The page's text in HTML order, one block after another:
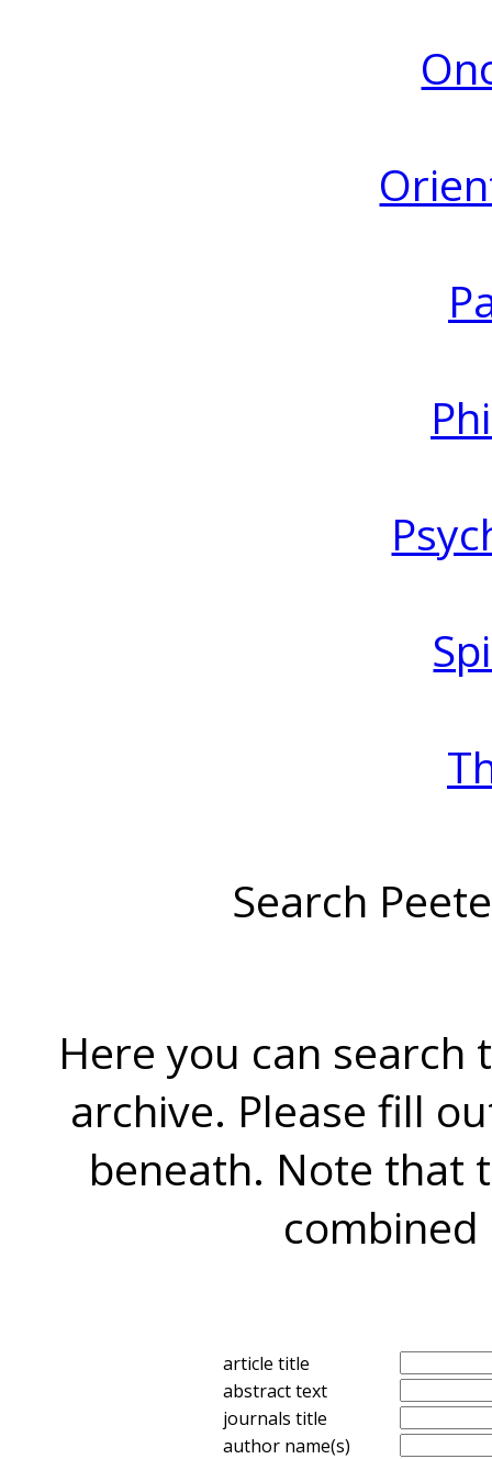
Search
Here you can search
archive. Please fill
beneath. Note that
combined
article title
abstract text
journals title
author name(s)